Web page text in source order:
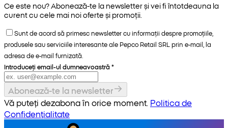
Ce este nou? Abonează-te la newsletter și vei fi întotdeauna la
curent cu cele mai noi oferte și promoții.
Sunt de acord să primesc newsletter cu informații despre promoțiile,
produsele sau serviciile interesante ale Pepco Retail SRL prin e-mail, la
adresa de e-mail furnizată.
Introduceți email-ul dumneavoastră *
Abonează-te la newsletter
Vă puteți dezabona în orice moment. Politica de
Confidențialitate